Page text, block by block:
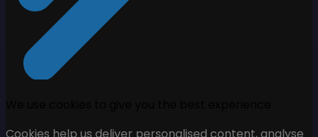
Cookies help us deliver personalised content, analyse